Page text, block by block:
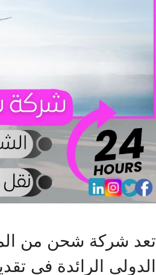
تعد شركة شحن من
الدولي الرائدة في